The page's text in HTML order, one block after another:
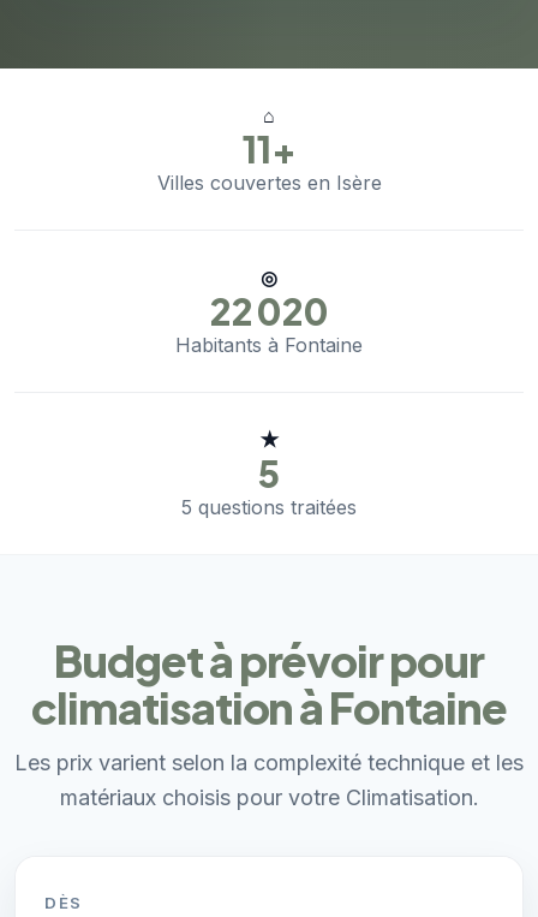
⌂
11+
Villes couvertes en Isère
◎
22 020
Habitants à Fontaine
★
5
5 questions traitées
Budget à prévoir pour
climatisation à Fontaine
Les prix varient selon la complexité technique et les
matériaux choisis pour votre Climatisation.
DÈS